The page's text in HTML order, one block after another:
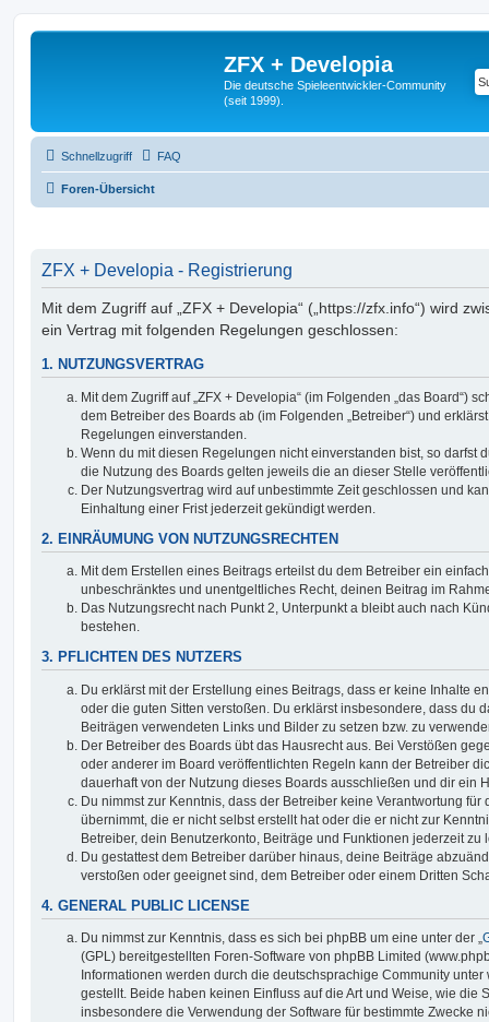
ZFX + Developia
Die deutsche Spieleentwickler-Community
(seit 1999).
Schnellzugriff FAQ
Foren-Übersicht
ZFX + Developia - Registrierung
Mit dem Zugriff auf „ZFX + Developia“ („https://zfx.info“) wird
ein Vertrag mit folgenden Regelungen geschlossen:
1. NUTZUNGSVERTRAG
Mit dem Zugriff auf „ZFX + Developia“ (im Folgenden „das Board“)
dem Betreiber des Boards ab (im Folgenden „Betreiber“) und
Regelungen einverstanden.
Wenn du mit diesen Regelungen nicht einverstanden bist, so darfst
die Nutzung des Boards gelten jeweils die an dieser Stelle
Der Nutzungsvertrag wird auf unbestimmte Zeit geschlossen und
Einhaltung einer Frist jederzeit gekündigt werden.
2. EINRÄUMUNG VON NUTZUNGSRECHTEN
Mit dem Erstellen eines Beitrags erteilst du dem Betreiber ein
unbeschränktes und unentgeltliches Recht, deinen Beitrag im
Das Nutzungsrecht nach Punkt 2, Unterpunkt a bleibt auch nach
bestehen.
3. PFLICHTEN DES NUTZERS
Du erklärst mit der Erstellung eines Beitrags, dass er keine Inhalte
oder die guten Sitten verstoßen. Du erklärst insbesondere, dass du
Beiträgen verwendeten Links und Bilder zu setzen bzw. zu
Der Betreiber des Boards übt das Hausrecht aus. Bei Verstößen
oder anderer im Board veröffentlichten Regeln kann der Betreiber
dauerhaft von der Nutzung dieses Boards ausschließen und dir ein
Du nimmst zur Kenntnis, dass der Betreiber keine Verantwortung für
übernimmt, die er nicht selbst erstellt hat oder die er nicht zur
Betreiber, dein Benutzerkonto, Beiträge und Funktionen jederzeit zu
Du gestattest dem Betreiber darüber hinaus, deine Beiträge
verstoßen oder geeignet sind, dem Betreiber oder einem Dritten
4. GENERAL PUBLIC LICENSE
Du nimmst zur Kenntnis, dass es sich bei phpBB um eine unter der „
(GPL) bereitgestellten Foren-Software von phpBB Limited
Informationen werden durch die deutschsprachige Community
gestellt. Beide haben keinen Einfluss auf die Art und Weise, wie die
insbesondere die Verwendung der Software für bestimmte Zwecke